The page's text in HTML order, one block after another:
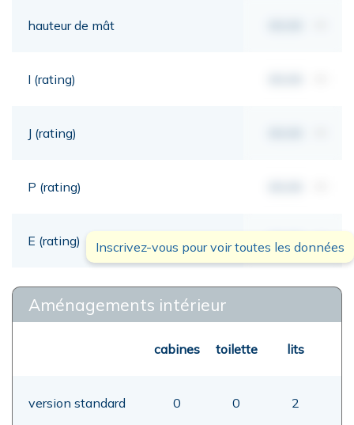
hauteur de mât
I (rating)
J (rating)
P (rating)
E (rating) 00,00
Inscrivez-vous pour voir toutes les données
Aménagements intérieur
cabines toilette lits
version standard 0 0 2